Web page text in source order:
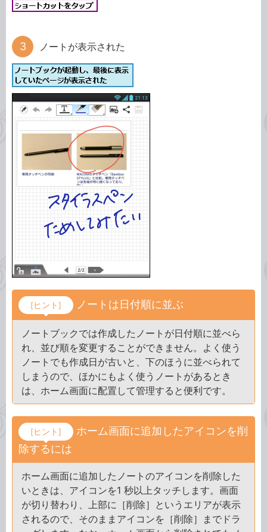
ノートが表示された
[ヒント] ノートは日付順に並ぶ
ノートブックでは作成したノートが日付順に並べら
れ、並び順を変更することができません。よく使う
ノートでも作成日が古いと、下のほうに並べられて
しまうので、ほかにもよく使うノートがあるとき
は、ホーム画面に配置して管理すると便利です。
[ヒント]
ホーム画面に追加したアイコンを削
除するには
ホーム画面に追加したノートのアイコンを削除した
いときは、アイコンを1 秒以上タッチします。画面
が切り替わり、上部に［削除］というエリアが表示
されるので、そのままアイコンを［削除］までドラ